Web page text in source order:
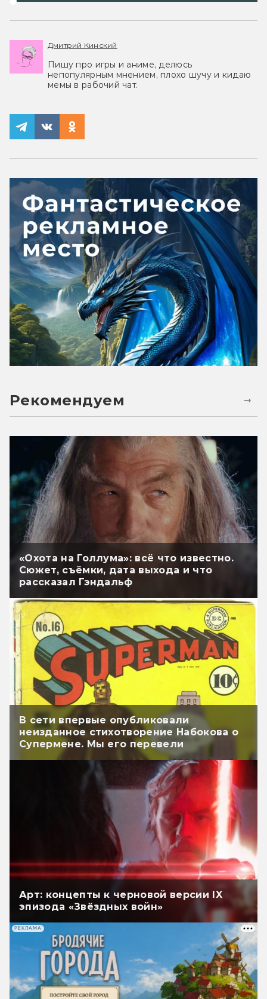
Дмитрий Кинский
Пишу про игры и аниме, делюсь
непопулярным мнением, плохо шучу и кидаю
мемы в рабочий чат.
Рекомендуем
«Охота на Голлума»: всё что известно.
Сюжет, съёмки, дата выхода и что
рассказал Гэндальф
В сети впервые опубликовали
неизданное стихотворение Набокова о
Супермене. Мы его перевели
Арт: концепты к черновой версии IX
эпизода «Звёздных войн»
РЕКЛАМА